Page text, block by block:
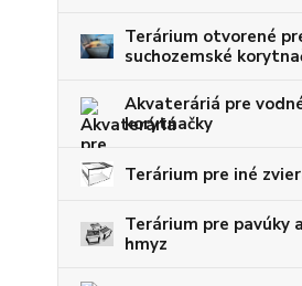
Terárium otvorené
suchozemské
Akvateráriá pre
korytnačky
Terárium pre iné
Terárium pre pavúky a
hmyz